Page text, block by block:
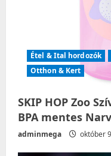
Étel & Ital hordozók
Otthon & Kert
SKIP HOP Zoo
BPA mentes
adminmega október